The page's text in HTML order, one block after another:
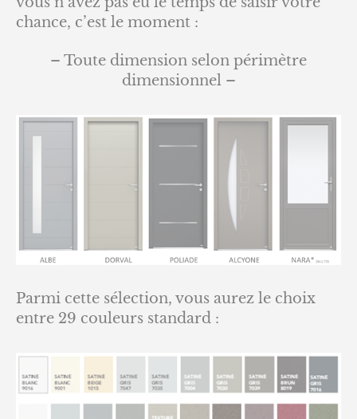
chance, c’est le moment :
– Toute dimension selon périmètre
dimensionnel –
Parmi cette sélection, vous aurez le choix
entre 29 couleurs standard :